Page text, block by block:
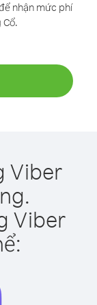
nhận mức phí
Viber
Viber